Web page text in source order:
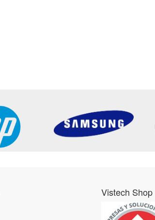
Vistech Shop